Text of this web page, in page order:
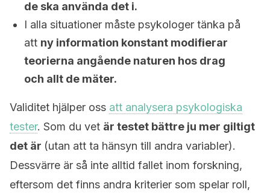
de ska använda det i.
I alla situationer måste psykologer tänka på
att ny information konstant modifierar
teorierna angående naturen hos drag
och allt de mäter.
Validitet hjälper oss att analysera psykologiska
tester. Som du vet är testet bättre ju mer giltigt
det är (utan att ta hänsyn till andra variabler).
Dessvärre är så inte alltid fallet inom forskning,
eftersom det finns andra kriterier som spelar roll,